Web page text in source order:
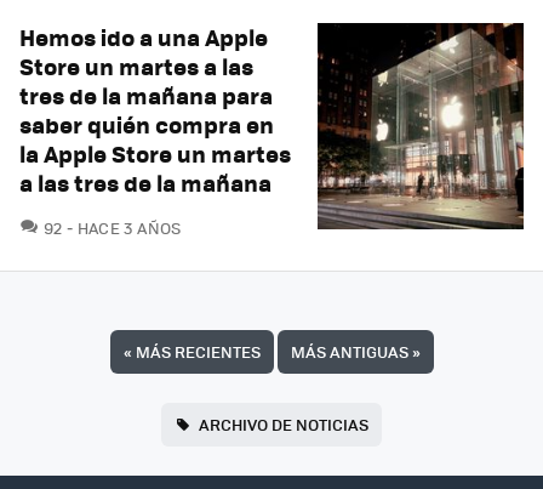
Hemos ido a una Apple
Store un martes a las
tres de la mañana para
saber quién compra en
la Apple Store un martes
a las tres de la mañana
92 COMENTARIOS
HACE 3 AÑOS
« MÁS RECIENTES MÁS ANTIGUAS»
ARCHIVO DE NOTICIAS